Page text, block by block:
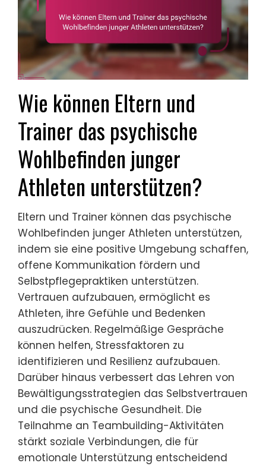
Wie können Eltern und
Trainer das psychische
Wohlbefinden junger
Athleten unterstützen?
Eltern und Trainer können das psychische
Wohlbefinden junger Athleten unterstützen,
indem sie eine positive Umgebung schaffen,
offene Kommunikation fördern und
Selbstpflegepraktiken unterstützen.
Vertrauen aufzubauen, ermöglicht es
Athleten, ihre Gefühle und Bedenken
auszudrücken. Regelmäßige Gespräche
können helfen, Stressfaktoren zu
identifizieren und Resilienz aufzubauen.
Darüber hinaus verbessert das Lehren von
Bewältigungsstrategien das Selbstvertrauen
und die psychische Gesundheit. Die
Teilnahme an Teambuilding-Aktivitäten
stärkt soziale Verbindungen, die für
emotionale Unterstützung entscheidend